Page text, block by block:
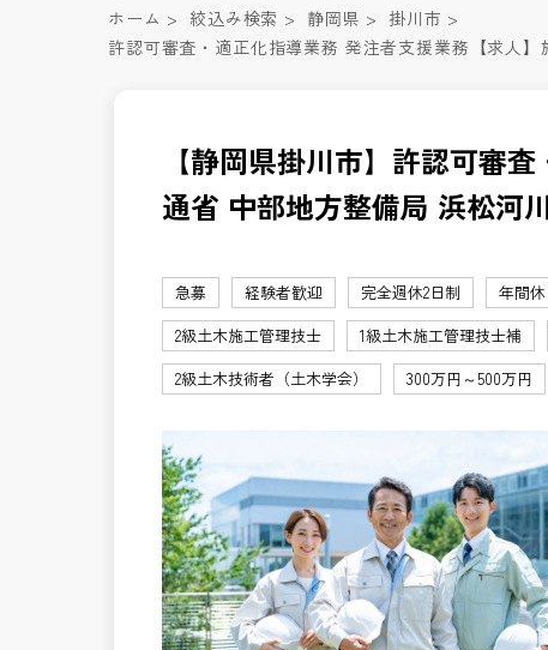
ホーム > 絞込み検索 > 静岡県 > 掛川市 >
許認可審査・適正化指導業務 発注者支援業務【求人
【静岡県掛川市】許認可審
通省 中部地方整備局 浜松河
急募 経験者歓迎 完全週休2日制 年間休
2級土木施工管理技士
1級土木施工管理技士補
2級土木技術者（土木学会）
300万円～500万円